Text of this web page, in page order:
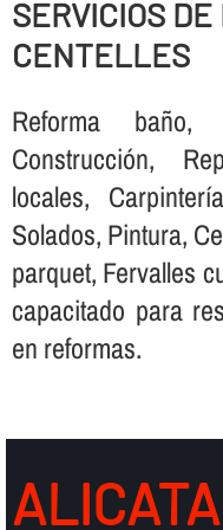
SERVICIOS
CENTELLES
Reforma baño,
Construcción,
locales,
Solados, Pintura,
parquet, Fervalles
capacitado para
en reformas.